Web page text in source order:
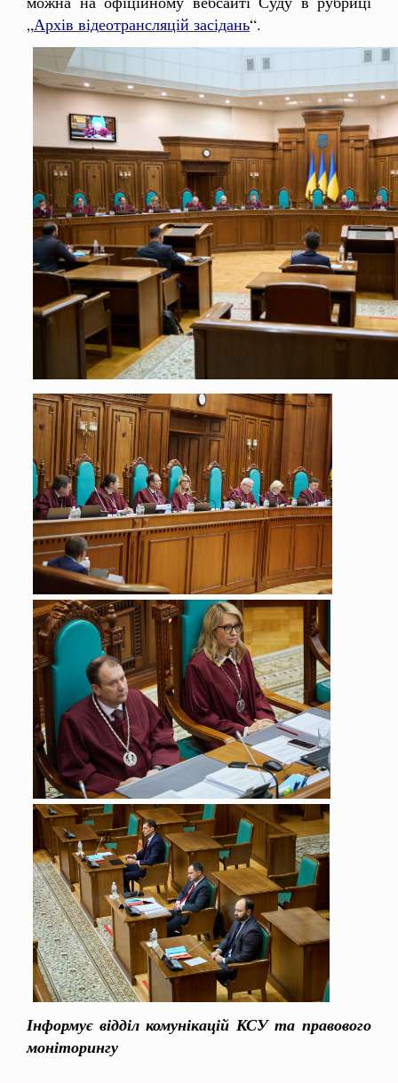
„Архів відеотрансляцій засідань“.
Інформує відділ комунікацій КСУ та правового
моніторингу